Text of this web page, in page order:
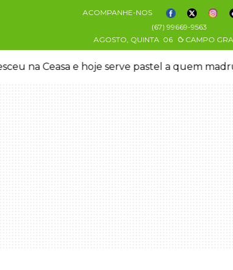
ACOMPANHE-NOS
(67) 99669-9563
AGOSTO, QUINTA 06 CAMPO
na Ceasa e hoje serve pastel a quem